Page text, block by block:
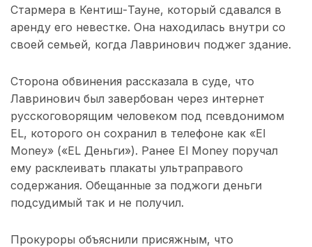
Стармера в Кентиш-Тауне, который сдавался в
аренду его невестке. Она находилась внутри со
своей семьей, когда Лавринович поджег здание.
Сторона обвинения рассказала в суде, что
Лавринович был завербован через интернет
русскоговорящим человеком под псевдонимом
EL, которого он сохранил в телефоне как «El
Money» («EL Деньги»). Ранее El Money поручал
ему расклеивать плакаты ультраправого
содержания. Обещанные за поджоги деньги
подсудимый так и не получил.
Прокуроры объяснили присяжным, что